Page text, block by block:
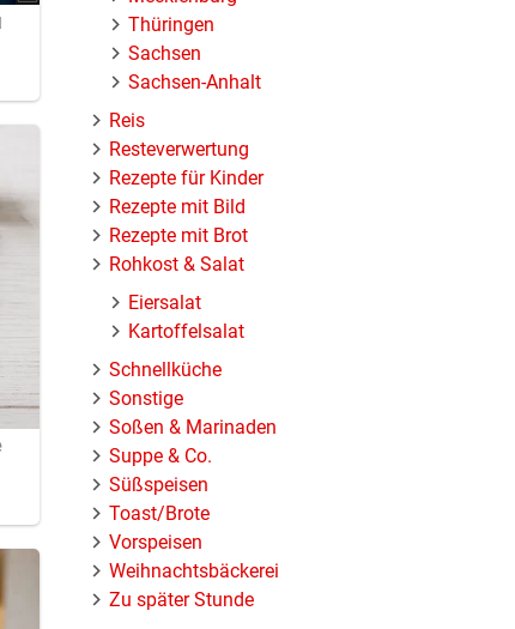
Thüringen
Sachsen
Sachsen-Anhalt
Reis
Resteverwertung
Rezepte für Kinder
Rezepte mit Bild
Rezepte mit Brot
Rohkost & Salat
Eiersalat
Kartoffelsalat
Schnellküche
Sonstige
Soßen & Marinaden
Suppe & Co.
Süßspeisen
Toast/Brote
Vorspeisen
Weihnachtsbäckerei
Zu später Stunde